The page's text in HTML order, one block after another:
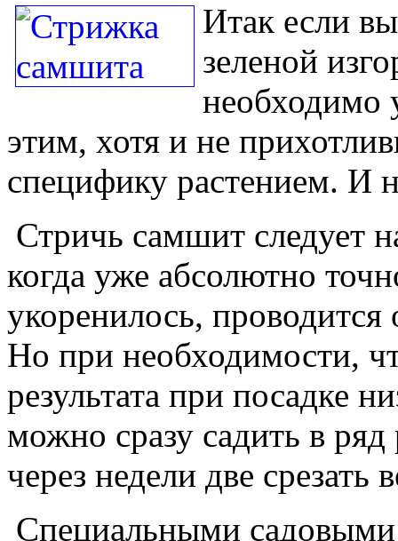
Итак если
зеленой
необходимо
этим, хотя и не
специфику растением. И
Стричь самшит следует
когда уже абсолютно
укоренилось, проводится
Но при необходимости,
результата при посадке
можно сразу садить в
через недели две
Специальными